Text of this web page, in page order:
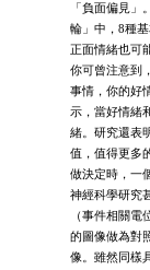
「負面偏見
輪」中，8種
正面情緒也可
你可曾注意到
事情，你的好
示，當好情緒
緒。研究還表
值，值得更多
做決定時，一
神經科學研究
（事件相關
的圖像做為對
像。雖然同樣